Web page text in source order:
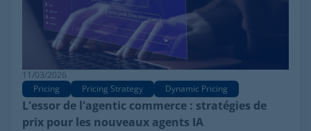
11/03/2026
Pricing
Pricing Strategy Dynamic Pricing
L'essor de l'agentic commerce : stratégies de
prix pour les nouveaux agents IA